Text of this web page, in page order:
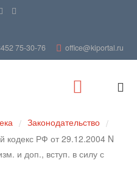
75-30-76 office@kiportal.ru
/ Законодательство /
кодекс РФ от 29.12.2004 N
и доп., вступ. в силу с